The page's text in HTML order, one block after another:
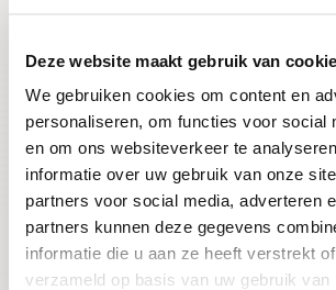
Deze website maakt gebruik van
We gebruiken cookies om content en
personaliseren, om functies voor social
en om ons websiteverkeer te
informatie over uw gebruik van onze
partners voor social media, adverteren
partners kunnen deze gegevens
informatie die u aan ze heeft verstrekt
verzameld op basis van uw gebruik van
Blijf op de hoogte
Ontvang het laatste wijnnieuws,
evenementen
E-mailadres
Aanmelden